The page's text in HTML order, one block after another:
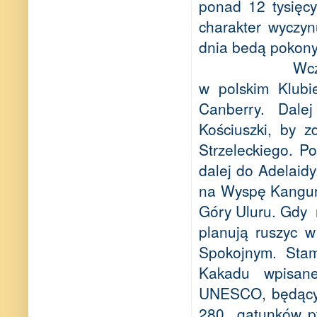
ponad 12
charakter
dnia bedą
w polskim
Canberry. Dalej
Kościuszki, by
Strzeleckiego.
dalej do
na Wyspę
Góry Uluru. Gdy
planują ruszyc w
Spokojnym.
Kakadu
UNESCO,